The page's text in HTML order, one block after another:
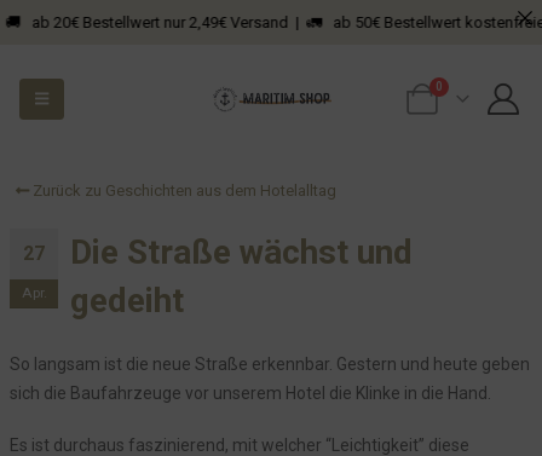
nur 2,49€ Versand | 🚛 ab 50€ Bestellwert kostenfreier
0
Zurück zu Geschichten aus dem Hotelalltag
27
Apr.
Die Straße wächst und
gedeiht
So langsam ist die neue Straße erkennbar. Gestern und heute geben
sich die Baufahrzeuge vor unserem Hotel die Klinke in die Hand.
Es ist durchaus faszinierend, mit welcher “Leichtigkeit” diese